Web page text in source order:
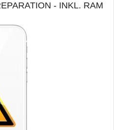
- INKL. RAM